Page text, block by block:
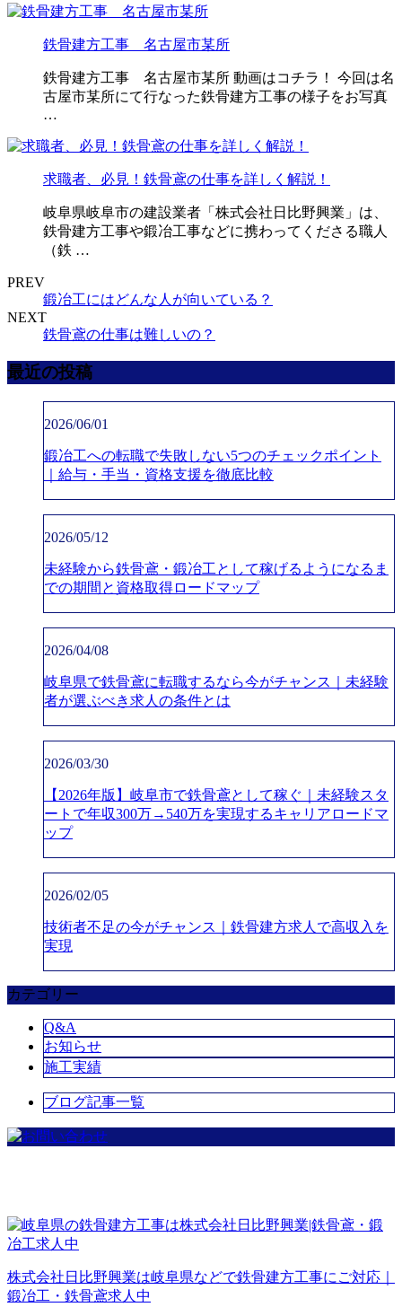
鉄骨建方工事 名古屋市某所
鉄骨建方工事 名古屋市某所 動画はコチラ！ 今回は名
古屋市某所にて行なった鉄骨建方工事の様子をお写真
…
求職者、必見！鉄骨鳶の仕事を詳しく解説！
岐阜県岐阜市の建設業者「株式会社日比野興業」は、
鉄骨建方工事や鍛冶工事などに携わってくださる職人
（鉄 …
PREV
鍛冶工にはどんな人が向いている？
NEXT
鉄骨鳶の仕事は難しいの？
最近の投稿
2026/06/01
鍛冶工への転職で失敗しない5つのチェックポイント
｜給与・手当・資格支援を徹底比較
2026/05/12
未経験から鉄骨鳶・鍛冶工として稼げるようになるま
での期間と資格取得ロードマップ
2026/04/08
岐阜県で鉄骨鳶に転職するなら今がチャンス｜未経験
者が選ぶべき求人の条件とは
2026/03/30
【2026年版】岐阜市で鉄骨鳶として稼ぐ｜未経験スタ
ートで年収300万→540万を実現するキャリアロードマ
ップ
2026/02/05
技術者不足の今がチャンス｜鉄骨建方求人で高収入を
実現
カテゴリー
Q&A
お知らせ
施工実績
ブログ記事一覧
株式会社日比野興業は岐阜県などで鉄骨建方工事にご対応｜
鍛冶工・鉄骨鳶求人中